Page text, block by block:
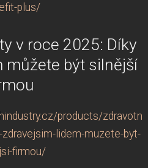
plus/
v roce 2025: Díky
můžete být silnější
products/zdravotni-
lidem-muzete-byt-
firmou/